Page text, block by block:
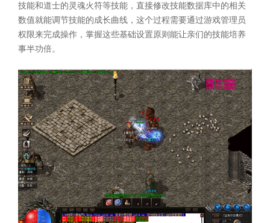
技能和道士的灵魂火符等技能，直接修改技能数据库中的相关
数值就能调节技能的成长曲线，这个过程需要通过游戏管理员
权限来完成操作，掌握这些基础设置原则能让亲们的技能培养
事半功倍。